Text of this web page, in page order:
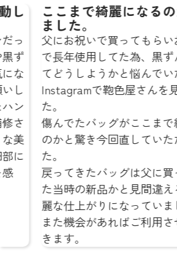
まで綺麗になるのかと驚き
お祝いで買ってもらいお気に入り
年使用してた為、黒ずんでしまっ
うしようかと悩んでいたところ
で鞄色屋さんを見つけまし
でたバッグがここまで綺麗になる
と驚き今回直していただきまし
てきたバッグは父に買ってもらっ
時の新品かと見間違えるような綺
仕上がりになっていました。
機会があればご利用させていただ